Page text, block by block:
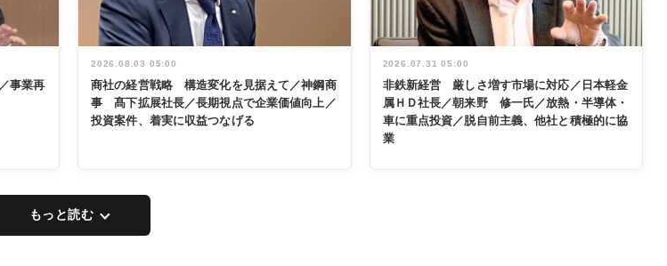
事業再
2026.08.03 05:00
商社の経営戦略 構造変化を見据えて／神鋼商
事 髙下拡展社長／長期視点で企業価値向上／
投資案件、着実に収益つなげる
2026.07.31 05:00
非鉄新経営 厳しさ増す市場に対応／日本軽金
属ＨＤ社長／朝来野 修一氏／放熱・半導体・
車に重点投資／脱自前主義、他社と積極的に協
業
もっと読む